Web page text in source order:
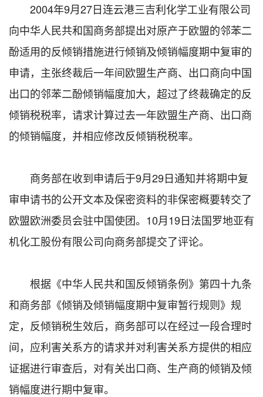
2004年9月27日连云港三吉利化学工业有限公司
向中华人民共和国商务部提出对原产于欧盟的邻苯二
酚适用的反倾销措施进行倾销及倾销幅度期中复审的
申请，主张终裁后一年间欧盟生产商、出口商向中国
出口的邻苯二酚倾销幅度加大，超过了终裁确定的反
倾销税税率，请求计算过去一年欧盟生产商、出口商
的倾销幅度，并相应修改反倾销税税率。
商务部在收到申请后于9月29日通知并将期中复
审申请书的公开文本及保密资料的非保密概要转交了
欧盟欧洲委员会驻中国使团。10月19日法国罗地亚有
机化工股份有限公司向商务部提交了评论。
根据《中华人民共和国反倾销条例》第四十九条
和商务部《倾销及倾销幅度期中复审暂行规则》规
定，反倾销税生效后，商务部可以在经过一段合理时
间，应利害关系方的请求并对利害关系方提供的相应
证据进行审查后，对有关出口商、生产商的倾销及倾
销幅度进行期中复审。